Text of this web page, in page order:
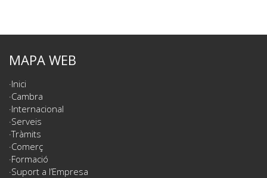
MAPA WEB
Inici
Cambra
Internacional
Serveis
Tràmits
Comerç
Formació
Suport a l’Empresa